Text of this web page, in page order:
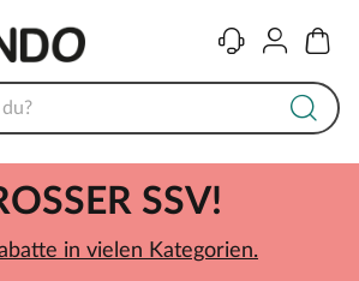
KontaktKonto
SSV!
in vielen Kategorien.